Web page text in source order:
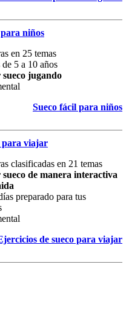
niños
en 25 temas
5 a 10 años
jugando
Sueco fácil para niños
para viajar
clasificadas en 21 temas
de manera interactiva
preparado para tus
de sueco para viajar